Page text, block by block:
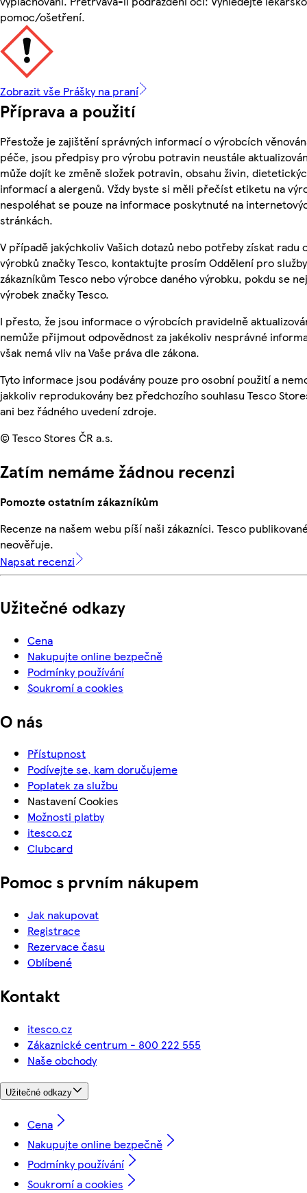
pomoc/ošetření.
Zobrazit vše Prášky na praní
Příprava a použití
Přestože je zajištění správných informací o výrobcích
péče, jsou předpisy pro výrobu potravin neustále
může dojít ke změně složek potravin, obsahu živin,
informací a alergenů. Vždy byste si měli přečíst etiketu na
nespoléhat se pouze na informace poskytnuté na
stránkách.
V případě jakýchkoliv Vašich dotazů nebo potřeby získat radu
výrobků značky Tesco, kontaktujte prosím Oddělení pro služby
zákazníkům Tesco nebo výrobce daného výrobku, pokdu se
výrobek značky Tesco.
I přesto, že jsou informace o výrobcích pravidelně
nemůže přijmout odpovědnost za jakékoliv nesprávné
však nemá vliv na Vaše práva dle zákona.
Tyto informace jsou podávány pouze pro osobní použití a
jakkoliv reprodukovány bez předchozího souhlasu Tesco
ani bez řádného uvedení zdroje.
© Tesco Stores ČR a.s.
Zatím nemáme žádnou recenzi
Pomozte ostatním zákazníkům
Recenze na našem webu píší naši zákazníci. Tesco
neověřuje.
Napsat recenzi
Užitečné odkazy
Cena
Nakupujte online bezpečně
Podmínky používání
Soukromí a cookies
O nás
Přístupnost
Podívejte se, kam doručujeme
Poplatek za službu
Nastavení Cookies
Možnosti platby
itesco.cz
Clubcard
Pomoc s prvním nákupem
Jak nakupovat
Registrace
Rezervace času
Oblíbené
Kontakt
itesco.cz
Zákaznické centrum - 800 222 555
Naše obchody
Užitečné odkazy
Cena
Nakupujte online bezpečně
Podmínky používání
Soukromí a cookies